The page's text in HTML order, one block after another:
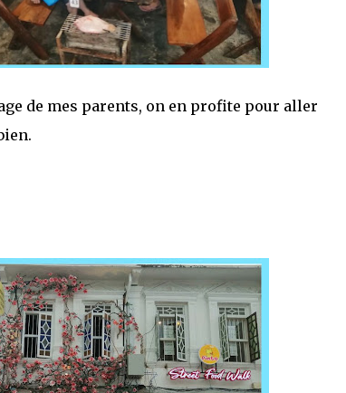
de mes parents, on en profite pour aller